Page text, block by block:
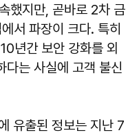
했지만, 곧바로 2차 금
서 파장이 크다. 특히
년간 보안 강화를 외
다는 사실에 고객 불신
유출된 정보는 지난 7